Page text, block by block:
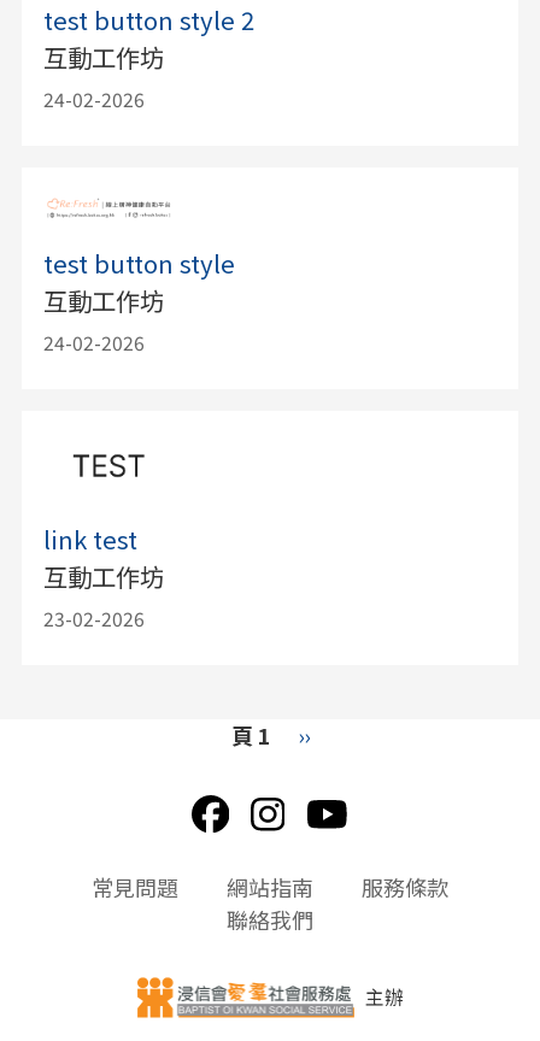
test button style 2
互動工作坊
24-02-2026
test button style
互動工作坊
24-02-2026
link test
互動工作坊
23-02-2026
頁 1
下
頁
››
常見問題 網站指南
服務條款
聯絡我們
主辦